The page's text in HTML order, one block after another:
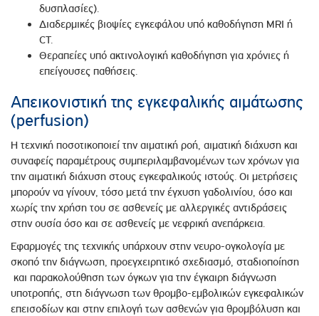
δυσπλασίες).
Διαδερμικές βιοψίες εγκεφάλου υπό καθοδήγηση MRI ή
CT.
Θεραπείες υπό ακτινολογική καθοδήγηση για χρόνιες ή
επείγουσες παθήσεις.
Απεικονιστική της εγκεφαλικής αιμάτωσης
(perfusion)
Η τεχνική ποσοτικοποιεί την αιματική ροή, αιματική διάχυση και
συναφείς παραμέτρους συμπεριλαμβανομένων των χρόνων για
την αιματική διάχυση στους εγκεφαλικούς ιστούς. Οι μετρήσεις
μπορούν να γίνουν, τόσο μετά την έγχυση γαδολινίου, όσο και
χωρίς την χρήση του σε ασθενείς με αλλεργικές αντιδράσεις
στην ουσία όσο και σε ασθενείς με νεφρική ανεπάρκεια.
Εφαρμογές της τεχνικής υπάρχουν στην νευρο-ογκολογία με
σκοπό την διάγνωση, προεγχειρητικό σχεδιασμό, σταδιοποίηση
και παρακολούθηση των όγκων για την έγκαιρη διάγνωση
υποτροπής, στη διάγνωση των θρομβο-εμβολικών εγκεφαλικών
επεισοδίων και στην επιλογή των ασθενών για θρομβόλυση και